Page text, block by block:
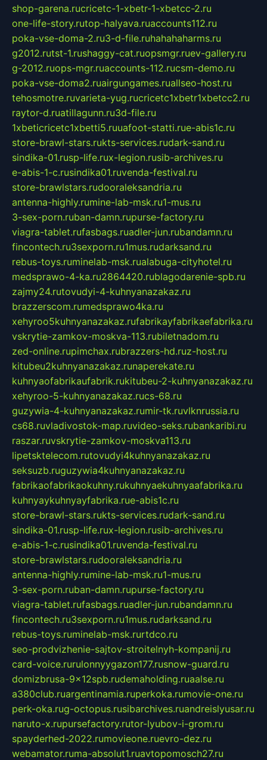
shop-garena.rucricetc-1-xbetr-1-xbetcc-2.ru
one-life-story.rutop-halyava.ruaccounts112.ru
poka-vse-doma-2.ru3-d-file.ruhahahaharms.ru
g2012.rutst-1.rushaggy-cat.ruopsmgr.ruev-gallery.ru
g-2012.ruops-mgr.ruaccounts-112.rucsm-demo.ru
poka-vse-doma2.ruairgungames.ruallseo-host.ru
tehosmotre.ruvarieta-yug.rucricetc1xbetr1xbetcc2.ru
raytor-d.ruatillagunn.ru3d-file.ru
1xbeticricetc1xbetti5.ruuafoot-statti.rue-abis1c.ru
store-brawl-stars.rukts-services.rudark-sand.ru
sindika-01.rusp-life.rux-legion.rusib-archives.ru
e-abis-1-c.rusindika01.ruvenda-festival.ru
store-brawlstars.rudooraleksandria.ru
antenna-highly.rumine-lab-msk.ru1-mus.ru
3-sex-porn.ruban-damn.rupurse-factory.ru
viagra-tablet.rufasbags.ruadler-jun.rubandamn.ru
fincontech.ru3sexporn.ru1mus.rudarksand.ru
rebus-toys.ruminelab-msk.rualabuga-cityhotel.ru
medsprawo-4-ka.ru2864420.rublagodarenie-spb.ru
zajmy24.rutovudyi-4-kuhnyanazakaz.ru
brazzerscom.rumedsprawo4ka.ru
xehyroo5kuhnyanazakaz.rufabrikayfabrikaefabrika.ru
vskrytie-zamkov-moskva-113.rubiletnadom.ru
zed-online.rupimchax.rubrazzers-hd.ruz-host.ru
kitubeu2kuhnyanazakaz.runaperekate.ru
kuhnyaofabrikaufabrik.rukitubeu-2-kuhnyanazakaz.ru
xehyroo-5-kuhnyanazakaz.rucs-68.ru
guzywia-4-kuhnyanazakaz.rumir-tk.ruvlknrussia.ru
cs68.ruvladivostok-map.ruvideo-seks.rubankaribi.ru
raszar.ruvskrytie-zamkov-moskva113.ru
lipetsktelecom.rutovudyi4kuhnyanazakaz.ru
seksuzb.ruguzywia4kuhnyanazakaz.ru
fabrikaofabrikaokuhny.rukuhnyaekuhnyaafabrika.ru
kuhnyaykuhnyayfabrika.rue-abis1c.ru
store-brawl-stars.rukts-services.rudark-sand.ru
sindika-01.rusp-life.rux-legion.rusib-archives.ru
e-abis-1-c.rusindika01.ruvenda-festival.ru
store-brawlstars.rudooraleksandria.ru
antenna-highly.rumine-lab-msk.ru1-mus.ru
3-sex-porn.ruban-damn.rupurse-factory.ru
viagra-tablet.rufasbags.ruadler-jun.rubandamn.ru
fincontech.ru3sexporn.ru1mus.rudarksand.ru
rebus-toys.ruminelab-msk.rurtdco.ru
seo-prodvizhenie-sajtov-stroitelnyh-kompanij.ru
card-voice.rurulonnyygazon177.rusnow-guard.ru
domizbrusa-9x12spb.rudemaholding.ruaalse.ru
a380club.ruargentinamia.ruperkoka.rumovie-one.ru
perk-oka.rug-octopus.rusibarchives.ruandreislyusar.ru
naruto-x.rupursefactory.rutor-lyubov-i-grom.ru
spayderhed-2022.rumovieone.ruevro-dez.ru
webamator.ruma-absolut1.ruavtopomosch27.ru